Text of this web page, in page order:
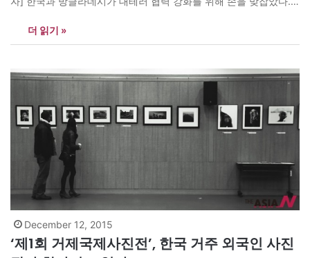
전문가로 활동하고 있는 무함마드 자미르는 방글라데시와 한국이
긴밀한 협력관계에 있음을 강조하며 “함께 테러에 맞서 싸울 것”이
더 읽기 »
December 12, 2015
‘제1회 거제국제사진전’, 한국 거주 외국인 사진